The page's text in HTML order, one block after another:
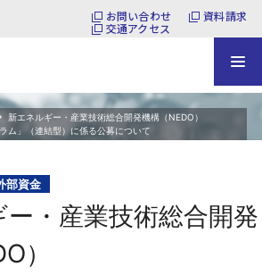
お問い合わせ
資料請求
交通アクセス
新エネルギー・産業技術総合開発機構（NEDO）
ム」（連結型）に係る公募について
部資金
・産業技術総合開発
）